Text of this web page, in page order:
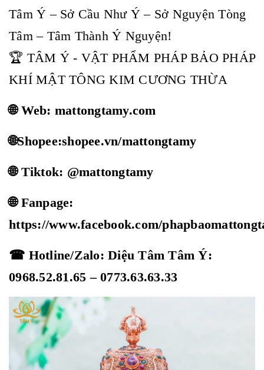
Tâm Ý – Sở Cầu Như Ý – Sở Nguyện Tòng
Tâm – Tâm Thành Ý Nguyện!
🏆 TÂM Ý - VẬT PHẨM PHÁP BẢO PHÁP
KHÍ MẬT TÔNG KIM CƯƠNG THỪA
🌐 Web: mattongtamy.com
🌐Shopee:shopee.vn/mattongtamy
🌐 Tiktok: @mattongtamy
🌐 Fanpage:
https://www.facebook.com/
☎ Hotline/Zalo: Diệu Tâm Tâm Ý:
0968.52.81.65 – 0773.63.63.33